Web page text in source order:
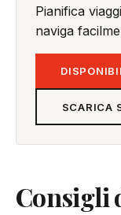
Pianifica
naviga
SCARICA
Consigli